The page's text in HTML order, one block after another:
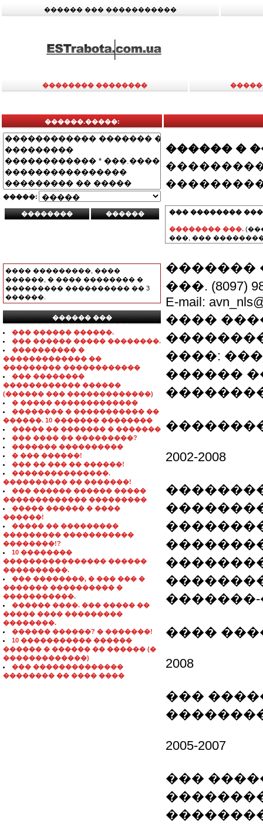
������ ��� �����������
�������� ��������
������.�����:
�����:
���� ���������, ����
������, � ���� �������� �
��������� ���������� �� 3
������.
������ ���
���������������
��� ������ ������.
��� ������ ����� ��������.
���������� �
������������� ��
��������� ������������
��� ��������
������������ ������
(������ ��� �������������)
� ����� �������������
�������� � ����������� ��
������. 10 ������� ��������
����� �� ������� � �������
��� ���� �� ���������?
������� ����������
� ��� ������!
��� �� ��� �� ������!
���������������.
���������� �� �������!
��� ������ ������ �����
������������� ���������
����� ������ � ����
������!
����� �� ���������
��������� �����������
��������!?
10 ��������
���������������� ������
����������.
��� ��������, � ��� ��� �
������� ���������� �
�����������.
������ ����. ��� ����� ��
����� ���� ���������
��������.
������ ������? � �������!
10 ����������� ������
������ � ������ �� ������ (�
�������������)
��� ��������������
�������� �� ���� ����
������ �
��� ��������
�������� ���.
���, ���
�������
���. (8097)
E-mail:
����
����:
������
2002-2008
����
2008
���
2005-2007
���